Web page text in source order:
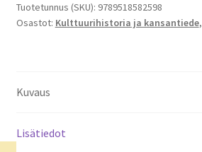
Tuotetunnus (SKU): 9789518582598
Osastot: Kulttuurihistoria ja kansantiede,
Kuvaus
Lisätiedot